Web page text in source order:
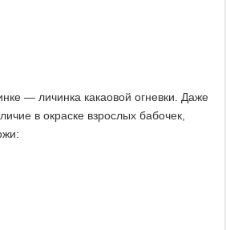
— личинка какаовой огневки. Даже
в окраске взрослых бабочек,